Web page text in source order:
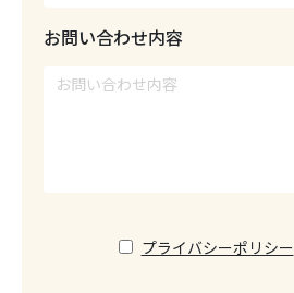
お問い合わせ内容
プライバシーポリシー